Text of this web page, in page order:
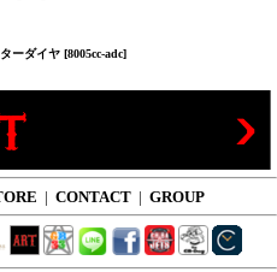
ーダイヤ [8005cc-adc]
| CONTACT | GROUP